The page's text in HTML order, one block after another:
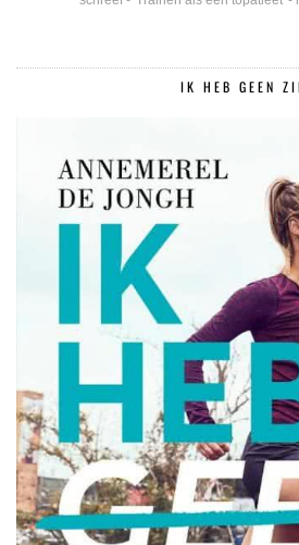
IK HEB GEEN